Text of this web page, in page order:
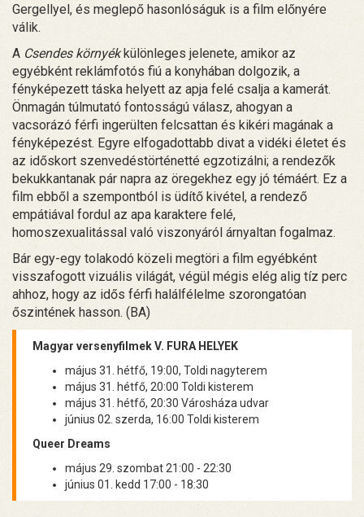
Gergellyel, és meglepő hasonlóságuk is a film előnyére
válik.
A Csendes környékkülönleges jelenete, amikor az
egyébként reklámfotós fiú a konyhában dolgozik, a
fényképezett táska helyett az apja felé csalja a kamerát.
Önmagán túlmutató fontosságú válasz, ahogyan a
vacsorázó férfi ingerülten felcsattan és kikéri magának a
fényképezést. Egyre elfogadottabb divat a vidéki életet és
az időskort szenvedéstörténetté egzotizálni; a rendezők
bekukkantanak pár napra az öregekhez egy jó témáért. Ez a
film ebből a szempontból is üdítő kivétel, a rendező
empátiával fordul az apa karaktere felé,
homoszexualitással való viszonyáról árnyaltan fogalmaz.
Bár egy-egy tolakodó közeli megtöri a film egyébként
visszafogott vizuális világát, végül mégis elég alig tíz perc
ahhoz, hogy az idős férfi halálfélelme szorongatóan
őszintének hasson. (BA)
Magyar versenyfilmek V. FURA HELYEK
május 31. hétfő, 19:00, Toldi nagyterem
május 31. hétfő, 20:00 Toldi kisterem
május 31. hétfő, 20:30 Városháza udvar
június 02. szerda, 16:00 Toldi kisterem
Queer Dreams
május 29. szombat 21:00 - 22:30
június 01. kedd 17:00 - 18:30